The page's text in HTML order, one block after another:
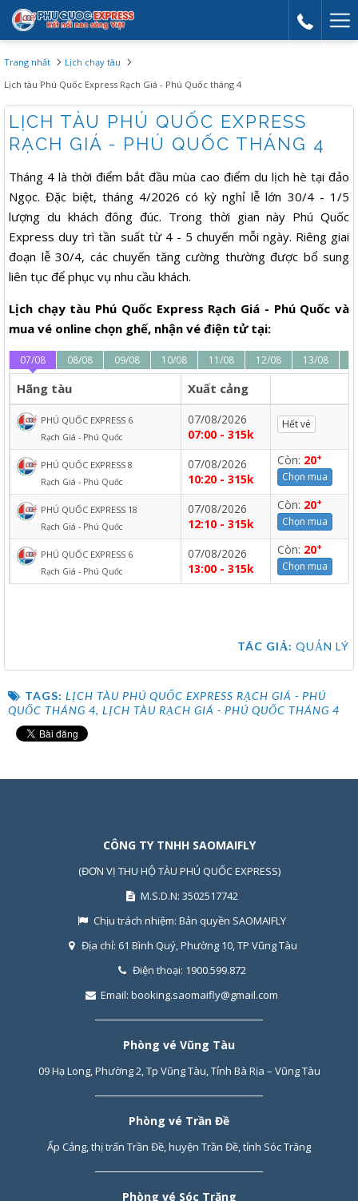
Trang nhất
Lịch chạy tàu
Lịch tàu Phú Quốc Express Rạch Giá - Phú Quốc tháng 4
LỊCH TÀU PHÚ QUỐC EXPRESS
RẠCH GIÁ - PHÚ QUỐC THÁNG 4
Tháng 4 là thời điểm bắt đầu mùa cao điểm du lịch hè tại đảo
Ngọc. Đặc biệt, tháng 4/2026 có kỳ nghỉ lễ lớn 30/4 - 1/5
lượng du khách đông đúc. Trong thời gian này Phú Quốc
Express duy trì tần suất từ 4 - 5 chuyến mỗi ngày. Riêng giai
đoạn lễ 30/4, các chuyến tăng cường thường được bổ sung
liên tục để phục vụ nhu cầu khách.
Lịch chạy tàu Phú Quốc Express Rạch Giá - Phú Quốc và
mua vé online chọn ghế, nhận vé điện tử tại:
07/08 08/08 09/08 10/08 11/08 12/08 13/08
Hãng tàu Xuất cảng
PHÚ QUỐC EXPRESS 6
Rạch Giá - Phú Quốc
07/08/2026
07:00 - 315k
Hết vé
PHÚ QUỐC EXPRESS 8
Rạch Giá - Phú Quốc
07/08/2026
10:20 - 315k
Còn: 20+
Chọn mua
PHÚ QUỐC EXPRESS 18
Rạch Giá - Phú Quốc
07/08/2026
12:10 - 315k
Còn: 20+
Chọn mua
PHÚ QUỐC EXPRESS 6
Rạch Giá - Phú Quốc
07/08/2026
13:00 - 315k
Còn: 20+
Chọn mua
TÁC GIẢ: QUẢN LÝ
TAGS: LỊCH TÀU PHÚ QUỐC EXPRESS RẠCH GIÁ - PHÚ
QUỐC THÁNG 4, LỊCH TÀU RẠCH GIÁ - PHÚ QUỐC THÁNG 4
CÔNG TY TNHH SAOMAIFLY
(ĐƠN VỊ THU HỘ TÀU PHÚ QUỐC EXPRESS)
M.S.D.N: 3502517742
Chịu trách nhiệm: Bản quyền SAOMAIFLY
Địa chỉ: 61 Bình Quý, Phường 10, TP Vũng Tàu
Điện thoại: 1900.599.872
Email: booking.saomaifly@gmail.com
Phòng vé Vũng Tàu
09 Hạ Long, Phường 2, Tp Vũng Tàu, Tỉnh Bà Rịa – Vũng Tàu
Phòng vé Trần Đề
Ấp Cảng, thị trấn Trần Đề, huyện Trần Đề, tỉnh Sóc Trăng
Phòng vé Sóc Trăng